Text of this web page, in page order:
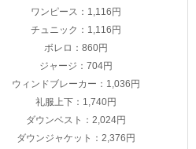
ワンピース：1,116円
チュニック：1,116円
ボレロ：860円
ジャージ：704円
ウィンドブレーカー：1,036円
礼服上下：1,740円
ダウンベスト：2,024円
ダウンジャケット：2,376円